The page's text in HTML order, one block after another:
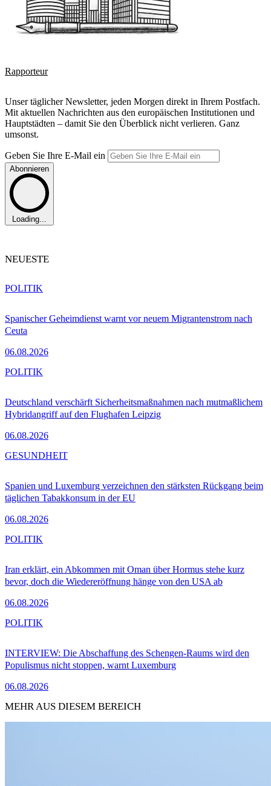
Rapporteur
Unser täglicher Newsletter, jeden Morgen direkt in Ihrem Postfach.
Mit aktuellen Nachrichten aus den europäischen Institutionen und
Hauptstädten – damit Sie den Überblick nicht verlieren. Ganz
umsonst.
Geben Sie Ihre E-Mail ein
Abonnieren
Loading...
NEUESTE
Spanischer Geheimdienst warnt vor neuem Migrantenstrom nach
Ceuta
06.08.2026
POLITIK
Deutschland verschärft Sicherheitsmaßnahmen nach mutmaßlichem
Hybridangriff auf den Flughafen Leipzig
06.08.2026
POLITIK
Spanien und Luxemburg verzeichnen den stärksten Rückgang beim
täglichen Tabakkonsum in der EU
06.08.2026
GESUNDHEIT
Iran erklärt, ein Abkommen mit Oman über Hormus stehe kurz
bevor, doch die Wiedereröffnung hänge von den USA ab
06.08.2026
POLITIK
INTERVIEW: Die Abschaffung des Schengen-Raums wird den
Populismus nicht stoppen, warnt Luxemburg
06.08.2026
POLITIK
MEHR AUS DIESEM BEREICH